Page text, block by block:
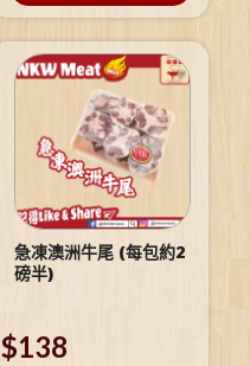
急凍澳洲牛尾 (每包約2
磅半)
$138